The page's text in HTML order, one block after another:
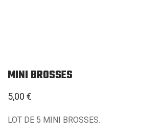
MINI BROSSES
5,00 €
LOT DE 5 MINI BROSSES.